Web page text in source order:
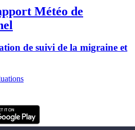
Météo de
de suivi de la migraine et